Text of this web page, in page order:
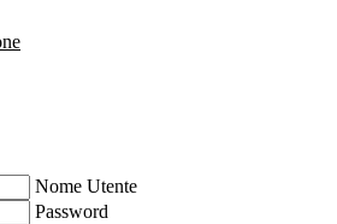
Nome Utente
Password